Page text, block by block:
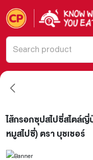
ไส้กรอกซุปสไปซี่สไตล์
หมูสไปซี่) ตรา บุชเชอร์